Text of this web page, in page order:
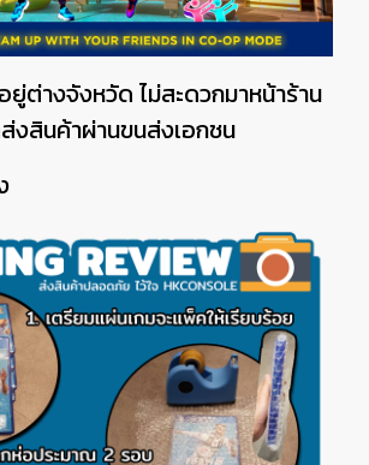
ต่างจังหวัด ไม่สะดวกมาหน้าร้าน
งสินค้าผ่านขนส่งเอกชน